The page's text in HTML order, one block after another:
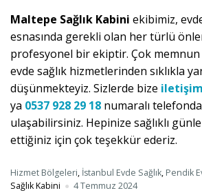
Maltepe Sağlık Kabini ekibimiz,
esnasında gerekli olan her türlü
profesyonel bir ekiptir. Çok memnun
evde sağlık hizmetlerinden sıklıkla
düşünmekteyiz. Sizlerde bize iletişim
ya 0537 928 29 18 numaralı
ulaşabilirsiniz. Hepinize sağlıklı
ettiğiniz için çok teşekkür ederiz.
Hizmet Bölgeleri, İstanbul Evde Sağlık, Pendik
Sağlık Kabini
4 Temmuz 2024